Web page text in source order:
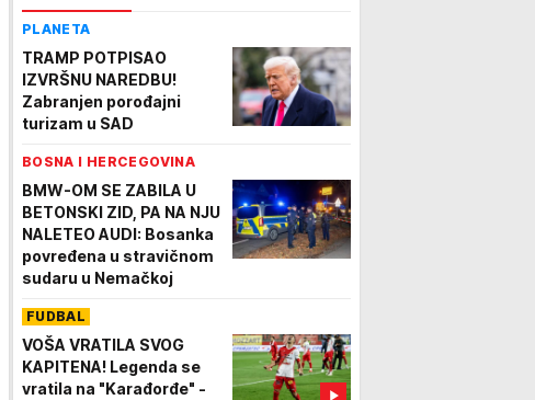
PLANETA
TRAMP POTPISAO
IZVRŠNU NAREDBU!
Zabranjen porođajni
turizam u SAD
BOSNA I HERCEGOVINA
BMW-OM SE ZABILA U
BETONSKI ZID, PA NA NJU
NALETEO AUDI: Bosanka
povređena u stravičnom
sudaru u Nemačkoj
FUDBAL
VOŠA VRATILA SVOG
KAPITENA! Legenda se
vratila na "Karađorđe" -